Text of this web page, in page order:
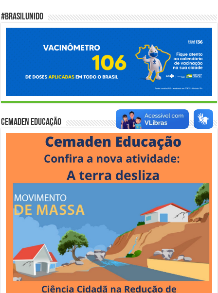
#BrasilUnido
Cemaden Educação